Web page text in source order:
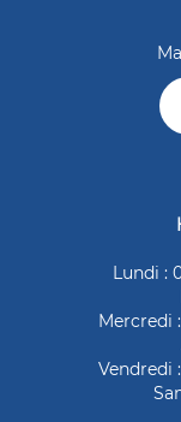
Lundi :
Mercredi
Vendredi